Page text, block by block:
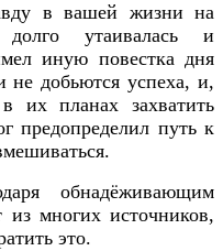
в вашей жизни на
утаивалась и
иную повестка дня
не добьются успеха, и,
их планах захватить
предопределил путь к
обнадёживающим
из многих источников,
это.